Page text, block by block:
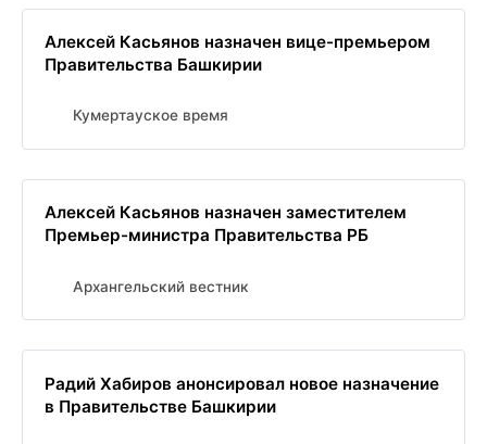
Алексей Касьянов назначен вице-премьером
Правительства Башкирии
Кумертауское время
Алексей Касьянов назначен заместителем
Премьер-министра Правительства РБ
Архангельский вестник
Радий Хабиров анонсировал новое назначение
в Правительстве Башкирии